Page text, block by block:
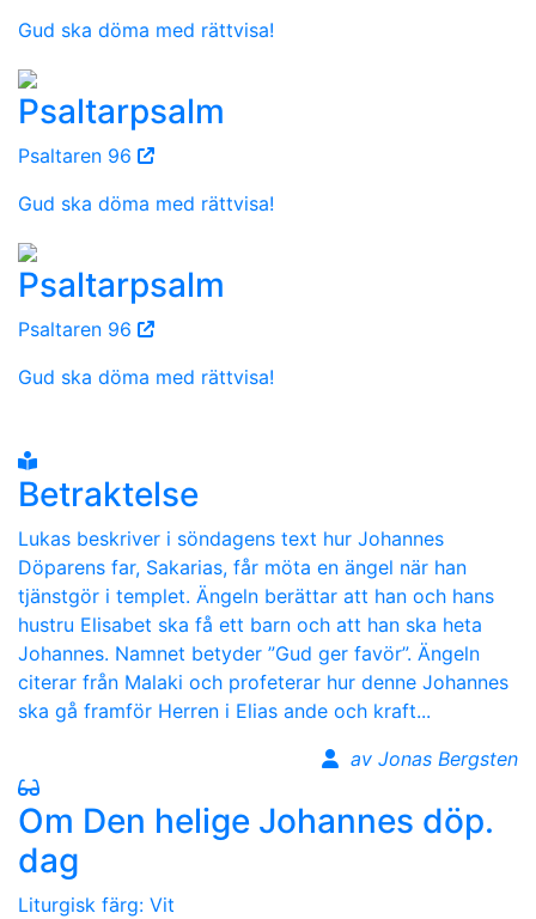
Gud ska döma med rättvisa!
Psaltarpsalm
Psaltaren 96
Gud ska döma med rättvisa!
Psaltarpsalm
Psaltaren 96
Gud ska döma med rättvisa!
Betraktelse
Lukas beskriver i söndagens text hur Johannes
Döparens far, Sakarias, får möta en ängel när han
tjänstgör i templet. Ängeln berättar att han och hans
hustru Elisabet ska få ett barn och att han ska heta
Johannes. Namnet betyder ”Gud ger favör”. Ängeln
citerar från Malaki och profeterar hur denne Johannes
ska gå framför Herren i Elias ande och kraft...
av Jonas Bergsten
Om Den helige Johannes döp.
dag
Liturgisk färg: Vit